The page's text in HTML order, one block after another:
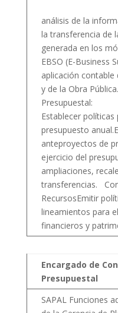
análisis de la
la transferencia de
generada en los
EBSO (E-Business
aplicación contable
y de la Obra
Establecer
presupuesto
anteproyectos de
ejercicio del
ampliaciones,
transferencias.
RecursosEmitir
lineamientos para
financieros y
Encargado de
Presupuestal
SAPAL Funciones